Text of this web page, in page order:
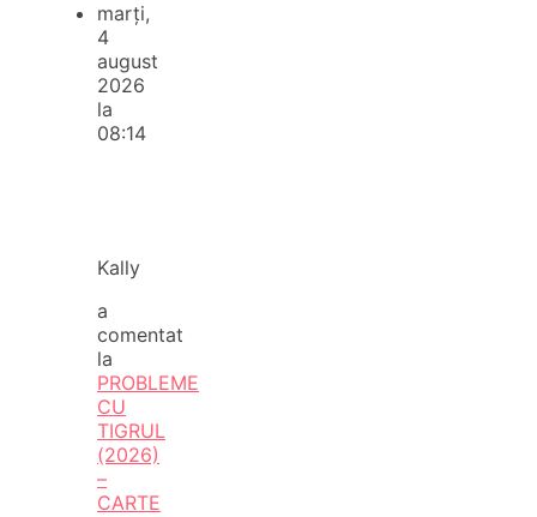
marți,
4
august
2026
la
08:14
Kally
a
comentat
la
PROBLEME
CU
TIGRUL
(2026)
–
CARTE